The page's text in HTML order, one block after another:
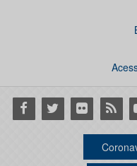
Facebook
Twitter Flickr RSS